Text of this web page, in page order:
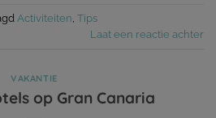
Activiteiten Tips
Laat een reactie achter
VAKANTIE
op Gran Canaria